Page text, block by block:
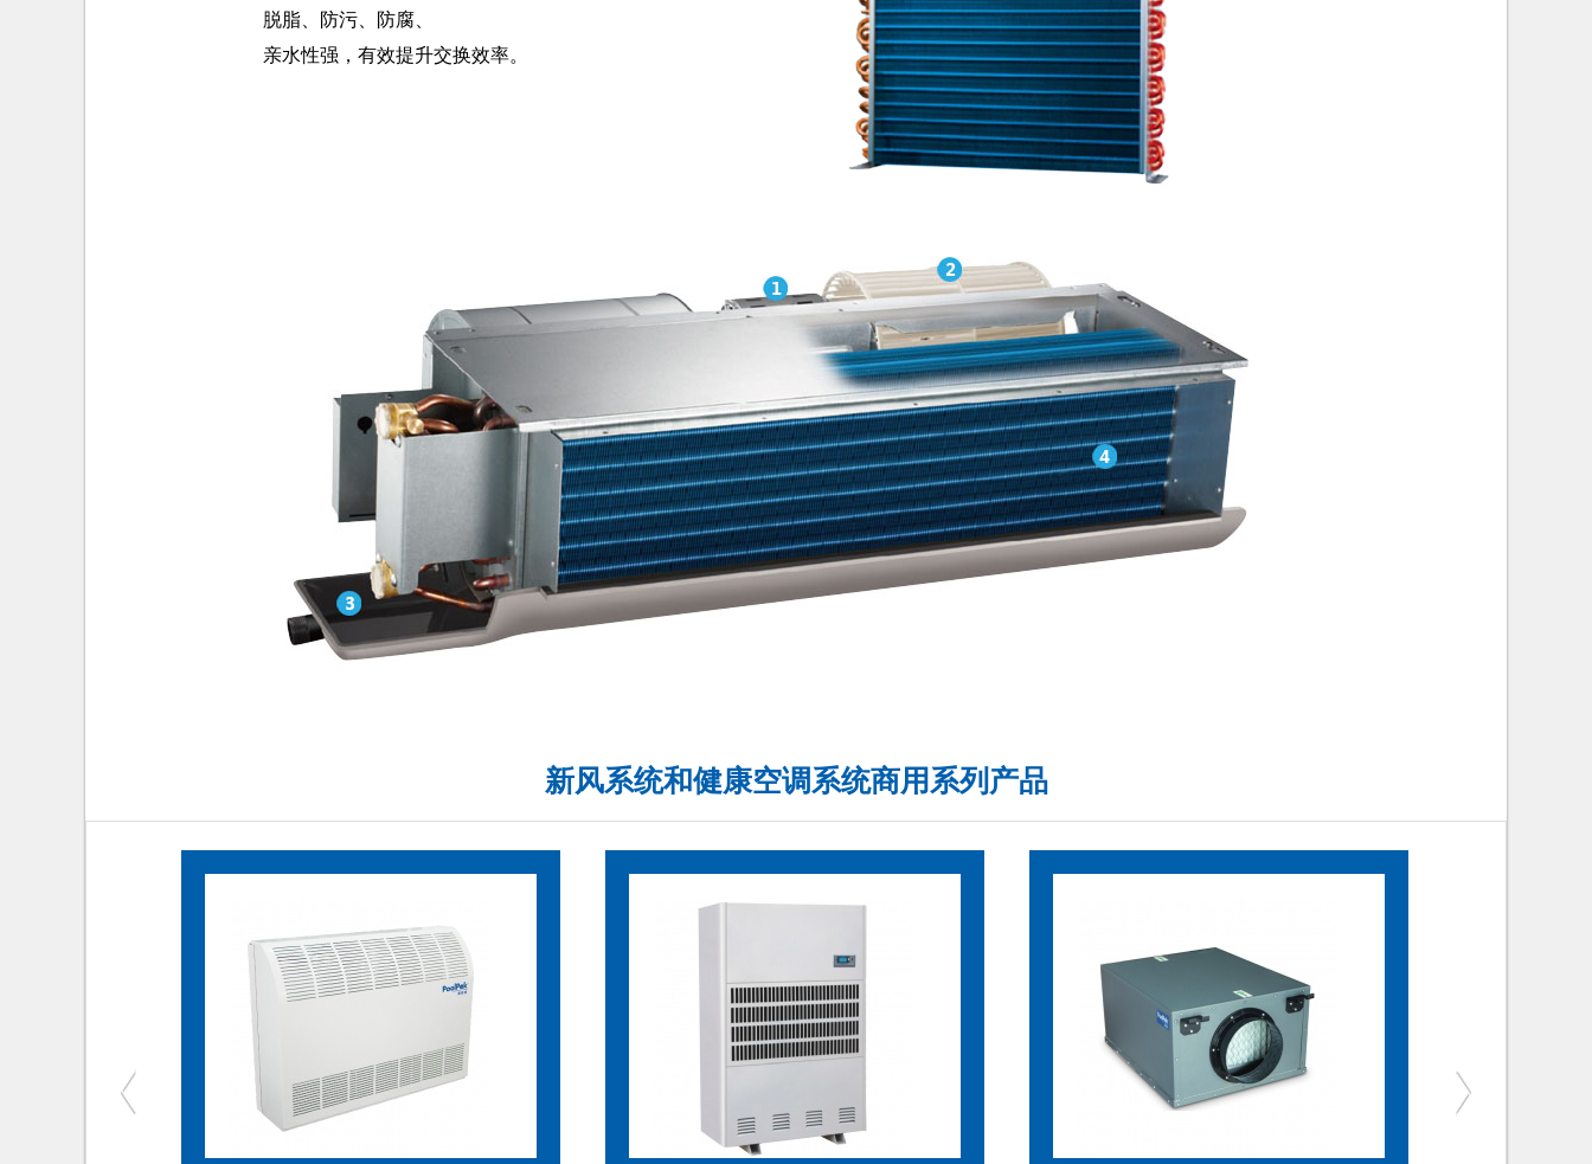
脱脂、防污、防腐、
亲水性强，有效提升交换效率。
新风系统和健康空调系统商用系列产品